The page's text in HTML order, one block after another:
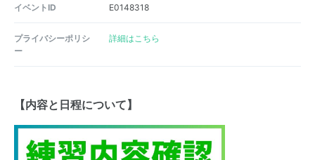
イベントID E0148318
プライバシーポリシ
ー
詳細はこちら
【内容と日程について】